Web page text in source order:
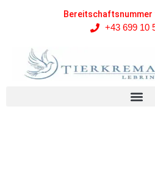
Bereitschaftsnummer
+43 699 10